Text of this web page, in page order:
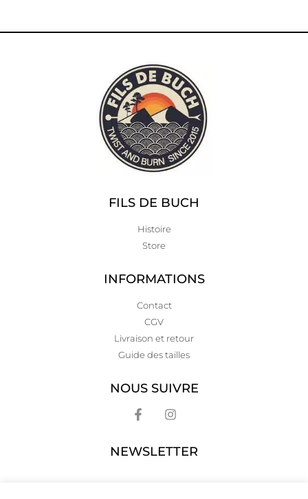
FILS DE BUCH
Histoire
Store
INFORMATIONS
Contact
CGV
Livraison et retour
Guide des tailles
NOUS SUIVRE
NEWSLETTER